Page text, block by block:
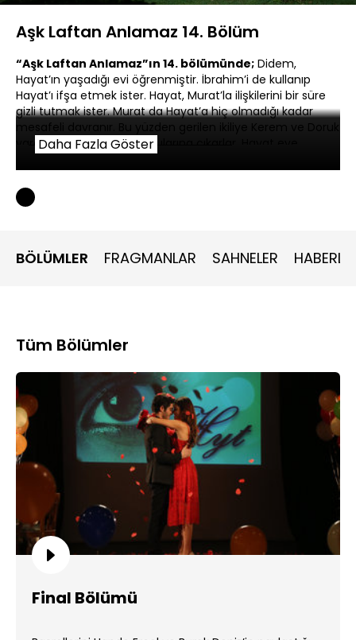
Aç
Hızı
Aşk Laftan Anlamaz 14. Bölüm
“Aşk Laftan Anlamaz”ın 14. bölümünde; Didem,
Hayat’ın yaşadığı evi öğrenmiştir. İbrahim’i de kullanıp
Hayat’ı ifşa etmek ister. Hayat, Murat’la ilişkilerini bir süre
gizli tutmak ister. Murat da Hayat’a hiç olmadığı kadar
mesafeli davranır. Bu yüzden gerilen ikiliye Kerem ve Doruk
yardım eder ve ilk randevularına çıkarlar. Hayat eve
Daha Fazla Göster
BÖLÜMLER FRAGMANLAR SAHNELER
Tüm Bölümler
Final Bölümü